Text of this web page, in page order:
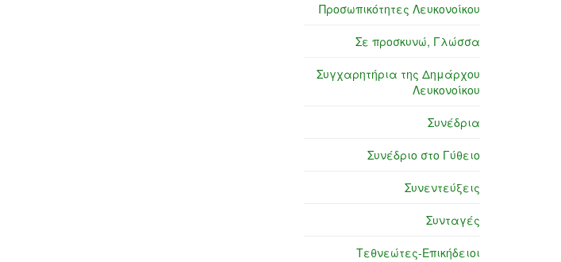
Προσωπικότητες Λευκονοίκου
Σε προσκυνώ, Γλώσσα
Συγχαρητήρια της Δημάρχου
Λευκονοίκου
Συνέδρια
Συνέδριο στο Γύθειο
Συνεντεύξεις
Συνταγές
Τεθνεώτες-Επικήδειοι